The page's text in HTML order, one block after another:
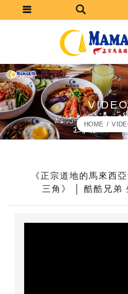
VIDEO
HOME
《正宗道地的馬來西
三角》 │ 酷酷兄弟